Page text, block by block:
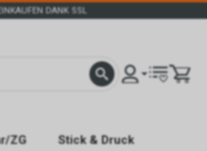
DANK SSL
ZG Stick & Druck